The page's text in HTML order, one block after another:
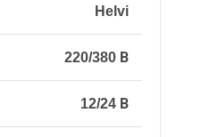
Helvi
220/380 В
12/24 В